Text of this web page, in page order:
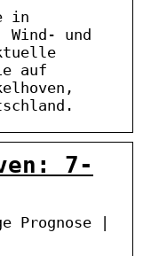
in
Wind- und
auf
7-
Prognose |